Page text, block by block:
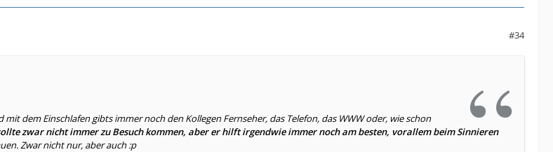
#34
dem Einschlafen gibts immer noch den Kollegen Fernseher, das Telefon, das WWW oder, wie schon
zwar nicht immer zu Besuch kommen, aber er hilft irgendwie immer noch am besten, vorallem beim Sinnieren
Zwar nicht nur, aber auch :p